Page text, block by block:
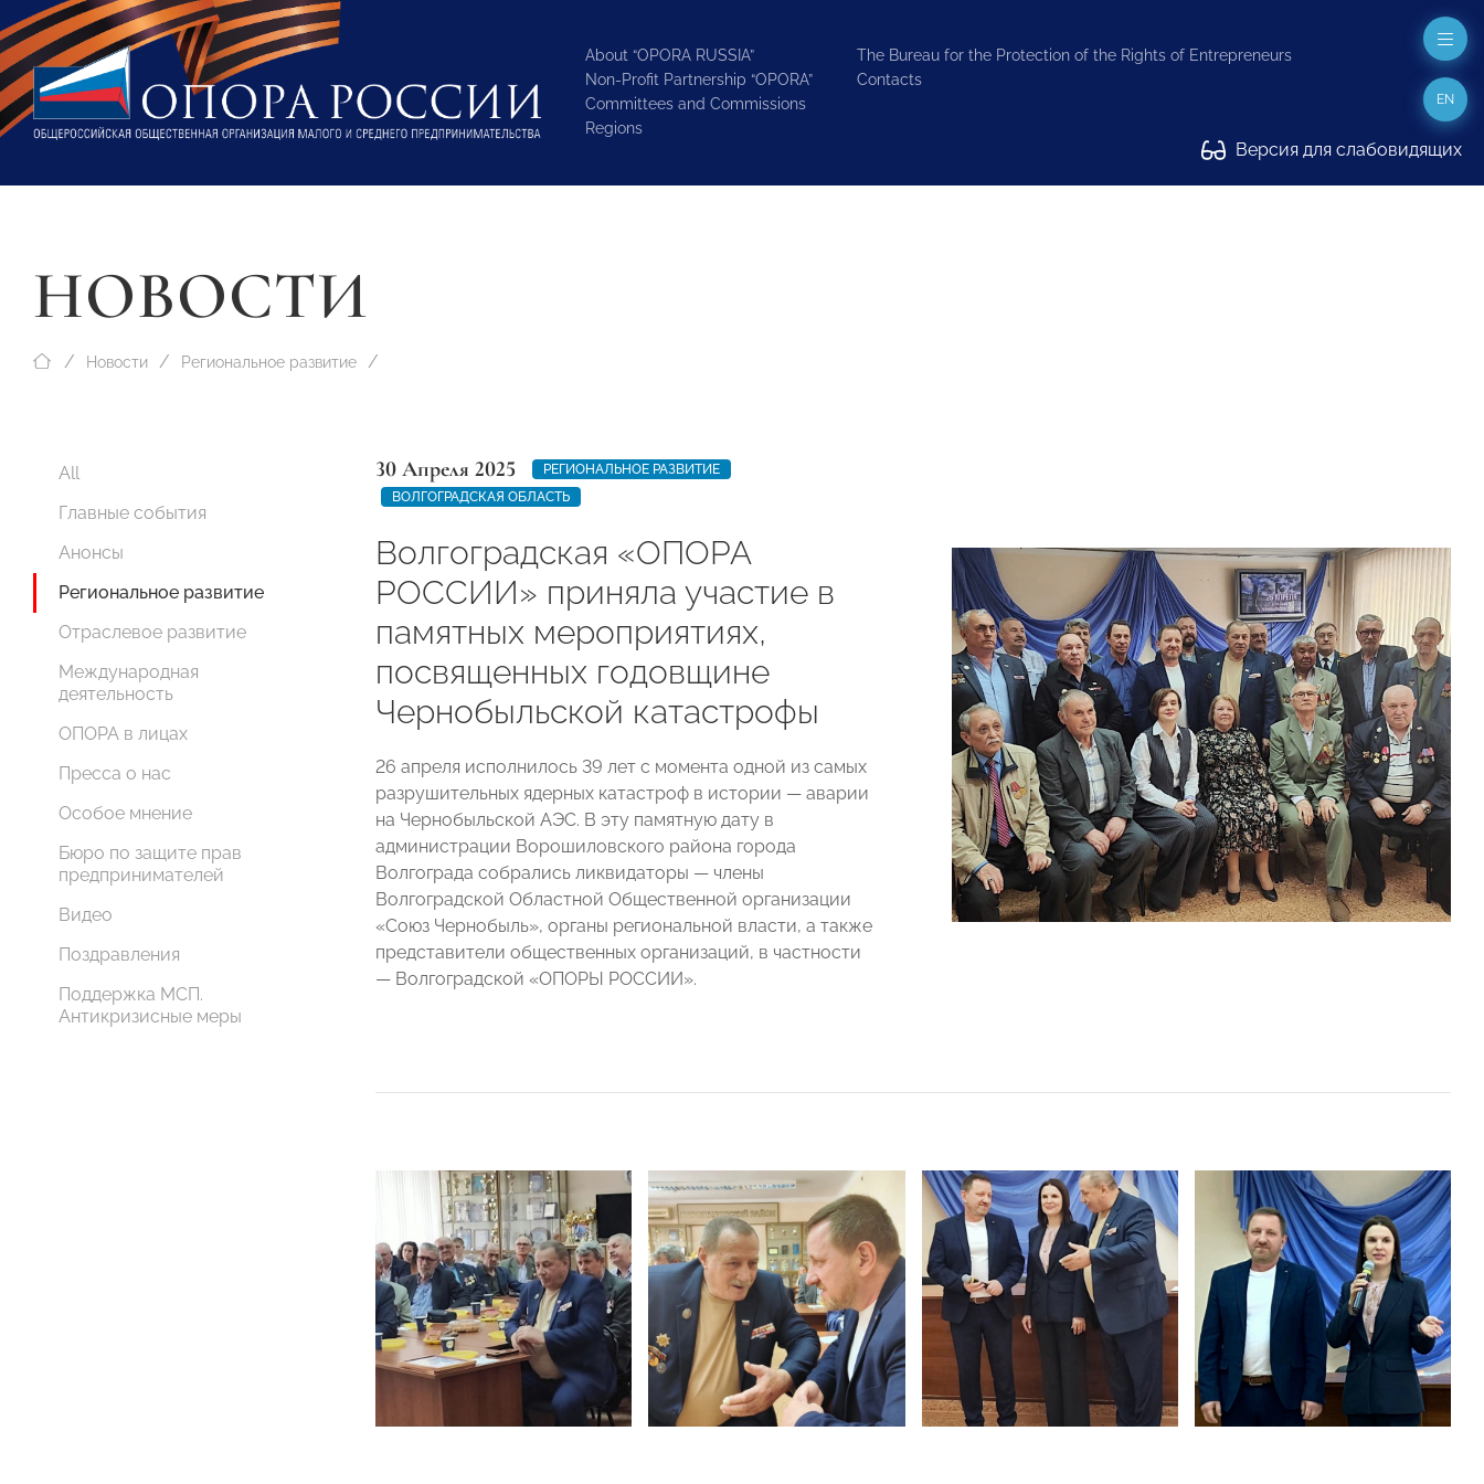
About “OPORA RUSSIA”
Non-Profit Partnership “OPORA”
Committees and Commissions
Regions
The Bureau for the Protection of the Rights of Entrepreneurs
Contacts
Версия для слабовидящих
EN
НОВОСТИ
Новости Региональное развитие
All
Главные события
Анонсы
Региональное развитие
Отраслевое развитие
Международная
деятельность
ОПОРА в лицах
Пресса о нас
Особое мнение
Бюро по защите прав
предпринимателей
Видео
Поздравления
Поддержка МСП.
Антикризисные меры
30 Апреля 2025
РЕГИОНАЛЬНОЕ РАЗВИТИЕ
ВОЛГОГРАДСКАЯ ОБЛАСТЬ
Волгоградская «ОПОРА
РОССИИ» приняла участие в
памятных мероприятиях,
посвященных годовщине
Чернобыльской катастрофы
26 апреля исполнилось 39 лет с момента одной из самых
разрушительных ядерных катастроф в истории — аварии
на Чернобыльской АЭС. В эту памятную дату в
администрации Ворошиловского района города
Волгограда собрались ликвидаторы — члены
Волгоградской Областной Общественной организации
«Союз Чернобыль», органы региональной власти, а также
представители общественных организаций, в частности
— Волгоградской «ОПОРЫ РОССИИ».